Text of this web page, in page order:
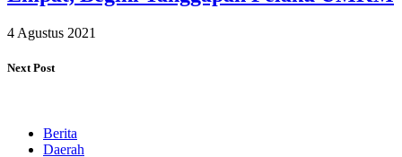
4 Agustus 2021
Next Post
Berita
Daerah